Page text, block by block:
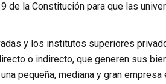
de la Constitución para que las
y los institutos superiores
o indirecto, que generen sus
pequeña, mediana y gran